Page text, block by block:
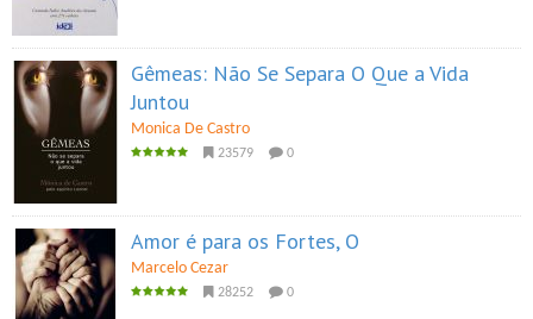
Gêmeas: Não Se Separa O Que a Vida
Juntou
Monica De Castro
23579 0
Amor é para os Fortes, O
Marcelo Cezar
28252 0